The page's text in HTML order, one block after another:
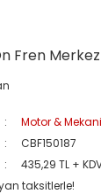
Fren
Motor &
CBF150187
435,29 TL +
taksitlerle!